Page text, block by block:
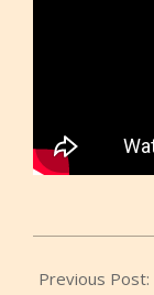
10-
Previous Post: